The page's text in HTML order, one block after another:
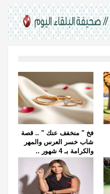
فخ " منخفف عنك " .. قصة
شاب خسر العرس والمهر
والكرامة بـ 4 شهور ..